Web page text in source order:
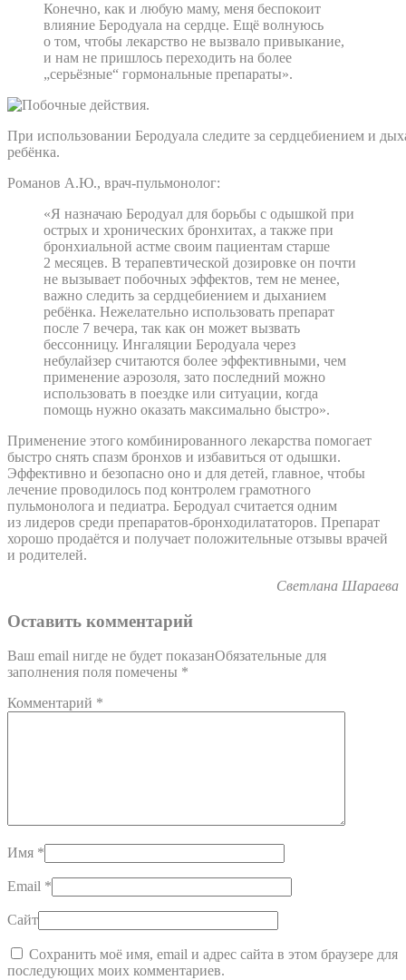
Конечно, как и любую маму, меня беспокоит
влияние Беродуала на сердце. Ещё волнуюсь
о том, чтобы лекарство не вызвало привыкание,
и нам не пришлось переходить на более
„серьёзные“ гормональные препараты».
При использовании Беродуала следите за сердцебиением и
ребёнка.
Романов А.Ю., врач-пульмонолог:
«Я назначаю Беродуал для борьбы с одышкой при
острых и хронических бронхитах, а также при
бронхиальной астме своим пациентам старше
2 месяцев. В терапевтической дозировке он почти
не вызывает побочных эффектов, тем не менее,
важно следить за сердцебиением и дыханием
ребёнка. Нежелательно использовать препарат
после 7 вечера, так как он может вызвать
бессонницу. Ингаляции Беродуала через
небулайзер считаются более эффективными, чем
применение аэрозоля, зато последний можно
использовать в поездке или ситуации, когда
помощь нужно оказать максимально быстро».
Применение этого комбинированного лекарства помогает
быстро снять спазм бронхов и избавиться от одышки.
Эффективно и безопасно оно и для детей, главное, чтобы
лечение проводилось под контролем грамотного
пульмонолога и педиатра. Беродуал считается одним
из лидеров среди препаратов-бронходилататоров. Препарат
хорошо продаётся и получает положительные отзывы врачей
и родителей.
Светлана Шараева
Оставить комментарий
Ваш email нигде не будет показанОбязательные для
заполнения поля помечены *
Комментарий *
Имя *
Email *
Сайт
Сохранить моё имя, email и адрес сайта в этом браузере для
последующих моих комментариев.